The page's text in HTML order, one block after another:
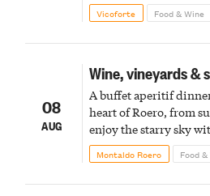
Vicoforte Food & Wine
08
AUG
Wine, vineyards &
A buffet aperitif
heart of Roero, from
enjoy the starry sky
upward
Montaldo Roero Food